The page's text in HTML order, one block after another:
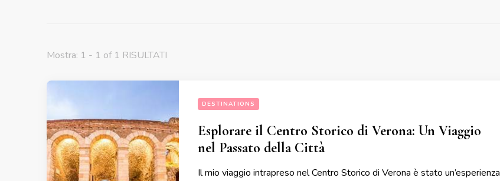
Mostra: 1 - 1 of 1 RISULTATI
DESTINATIONS
Esplorare il Centro Storico di Verona: Un Viaggio
nel Passato della Città
Il mio viaggio intrapreso nel Centro Storico di Verona è stato un’esperienza